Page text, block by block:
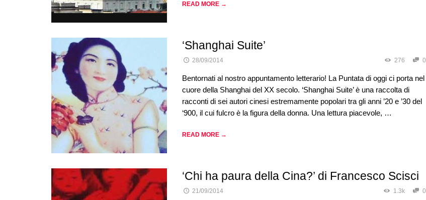
READ MORE →
‘Shanghai Suite’
28/09/2014 276 0
Bentornati al nostro appuntamento letterario! La Puntata di oggi ci porta nel
cuore della Shanghai del XX secolo. ‘Shanghai Suite’ è una raccolta di
racconti di sei autori cinesi estremamente popolari tra gli anni ’20 e ’30 del
‘900, il cui fulcro è la figura della donna. Una lettura piacevole, …
READ MORE →
‘Chi ha paura della Cina?’ di Francesco Scisci
21/09/2014 1.3k 0